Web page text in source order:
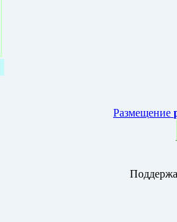
Размещение